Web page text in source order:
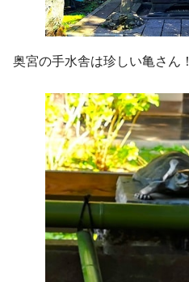
奥宮の手水舎は珍しい亀さん！